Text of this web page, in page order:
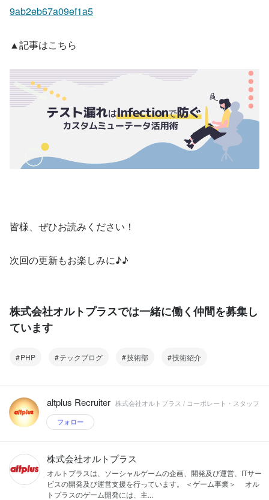
9ab2eb67a09ef1a5
▲記事はこちら
皆様、ぜひお読みください！
次回の更新もお楽しみに♪♪
株式会社オルトプラスでは一緒に働く仲間を募集し
ています
PHP テックブログ 技術部 技術紹介
altplus Recruiter 株式会社オルトプラス / コーポレート・スタッフ
フォロー
株式会社オルトプラス
オルトプラスは、ソーシャルゲームの企画、開発及び運営、ITサー
ビスの開発及び運営支援を行っています。 ＜ゲーム事業＞ オル
トプラスのゲーム開発には、主...